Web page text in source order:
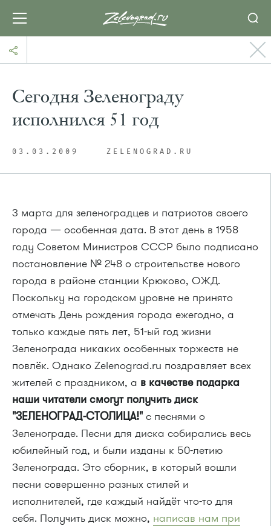
Сегодня Зеленограду
исполнился 51 год
03.03.2009 ZELENOGRAD.RU
3 марта для зеленоградцев и патриотов своего
города — особенная дата. В этот день в 1958
году Советом Министров СССР было подписано
постановление № 248 о строительстве нового
города в районе станции Крюково, ОЖД.
Поскольку на городском уровне не принято
отмечать День рождения города ежегодно, а
только каждые пять лет, 51-ый год жизни
Зеленограда никаких особенных торжеств не
повлёк. Однако Zelenograd.ru поздравляет всех
жителей с праздником, а в качестве подарка
наши читатели смогут получить диск
"ЗЕЛЕНОГРАД-СТОЛИЦА!" с песнями о
Зеленограде. Песни для диска собирались весь
юбилейный год, и были изданы к 50-летию
Зеленограда. Это сборник, в который вошли
песни совершенно разных стилей и
исполнителей, где каждый найдёт что-то для
себя. Получить диск можно, написав нам при